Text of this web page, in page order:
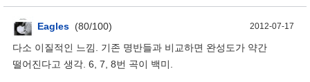
Eagles (80/100) 2012-07-17
다소 이질적인 느낌. 기존 명반들과 비교하면 완성도가 약간
떨어진다고 생각. 6, 7, 8번 곡이 백미.